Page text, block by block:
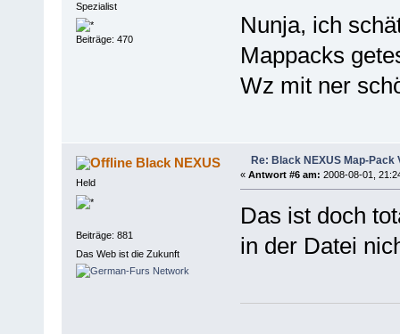
Spezialist
Beiträge: 470
Nunja, ich
Mappacks
Wz mit ner
Black NEXUS
Held
Beiträge: 881
Das Web ist die Zukunft
Re: Black NEXUS Map-Pack
« Antwort #6 am: 2008-08-01,
Das ist doch
in der Datei